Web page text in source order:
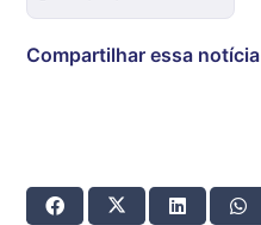
Compartilhar essa notícia